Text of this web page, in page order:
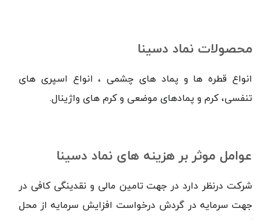
محصولات نماد دسینا
انواع قطره ها و پماد های چشمی ، انواع اسپری های
تنفسی، کرم و پمادهای موضعی و کرم های واژینال.
عوامل موثر بر هزینه های نماد دسینا
شرکت درنظر دارد در جهت تامین مالی و نقدینگی کافی در
جهت سرمایه در گردش درخواست افزایش سرمایه از محل